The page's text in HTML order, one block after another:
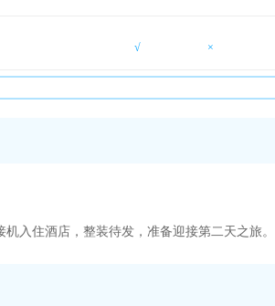
√ ×
入住酒店，整装待发，准备迎接第二天之旅。